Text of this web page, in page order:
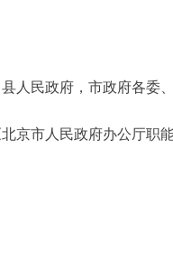
人民政府，市政府各委
市人民政府办公厅职能